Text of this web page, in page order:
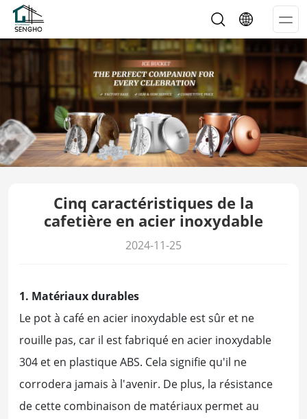
Cinq caractéristiques de la
cafetière en acier inoxydable
2024-11-25
1. Matériaux durables
Le pot à café en acier inoxydable est sûr et ne
rouille pas, car il est fabriqué en acier inoxydable
304 et en plastique ABS. Cela signifie qu'il ne
corrodera jamais à l'avenir. De plus, la résistance
de cette combinaison de matériaux permet au